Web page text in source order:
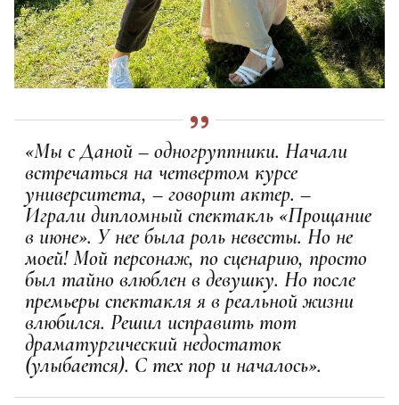
«Мы с Даной – одногруппники. Начали
встречаться на четвертом курсе
университета, – говорит актер. –
Играли дипломный спектакль «Прощание
в июне». У нее была роль невесты. Но не
моей! Мой персонаж, по сценарию, просто
был тайно влюблен в девушку. Но после
премьеры спектакля я в реальной жизни
влюбился. Решил исправить тот
драматургический недостаток
(улыбается). С тех пор и началось».